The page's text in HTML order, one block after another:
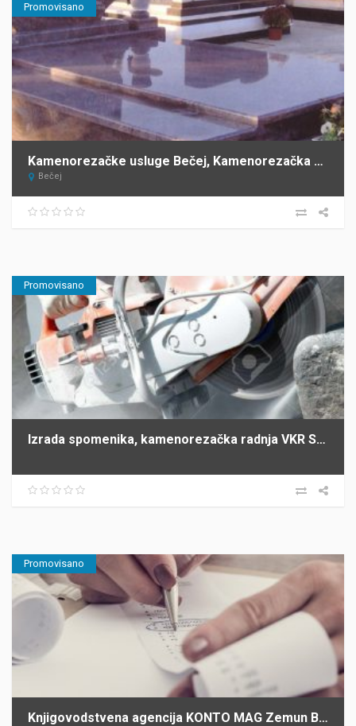
Promovisano
Kamenorezačke usluge Bečej, Kamenorezačka radnja Barta
Bečej
Promovisano
Izrada spomenika, kamenorezačka radnja VKR SIMIĆI Šabac
Promovisano
Knjigovodstvena agencija KONTO MAG Zemun Beograd